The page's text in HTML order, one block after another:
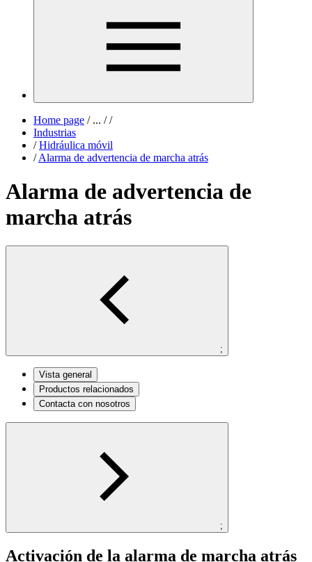
Home page /... / /
Industrias
/ Hidráulica móvil
/ Alarma de advertencia de marcha atrás
Alarma de advertencia de
marcha atrás
;
Vista general
Productos relacionados
Contacta con nosotros
;
Activación de la alarma de marcha atrás